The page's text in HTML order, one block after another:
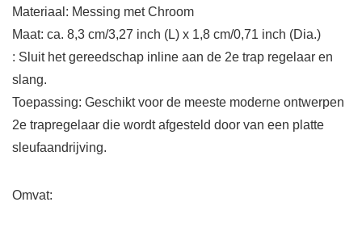
Materiaal: Messing met Chroom
Maat: ca. 8,3 cm/3,27 inch (L) x 1,8 cm/0,71 inch (Dia.)
: Sluit het gereedschap inline aan de 2e trap regelaar en
slang.
Toepassing: Geschikt voor de meeste moderne ontwerpen
2e trapregelaar die wordt afgesteld door van een platte
sleufaandrijving.
Omvat: